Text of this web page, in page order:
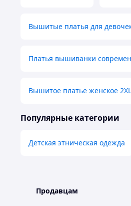
Вышитые платья для
Платья вышиванки
Вышитое платье женское 2XL
Популярные категории
Детская этническая одежда
Продавцам